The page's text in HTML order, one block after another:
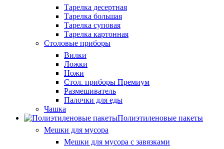
Тарелка десертная
Тарелка большая
Тарелка суповая
Тарелка картонная
Столовые приборы
Вилки
Ложки
Ножи
Стол. приборы Премиум
Размешиватель
Палочки для еды
Чашка
Полиэтиленовые пакеты
Мешки для мусора
Мешки для мусора с завязками